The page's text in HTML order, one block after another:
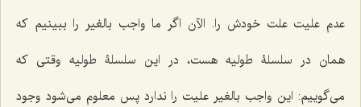
عدم علیت علت خودش را. الآن اگر ما واجب بالغیر را ببینیم که
همان در سلسلۀ طولیه هست، در این سلسلۀ طولیه وقتى ‌که
مى‌گوییم: این واجب بالغیر علیت را ندارد پس معلوم مى‌شود وجود